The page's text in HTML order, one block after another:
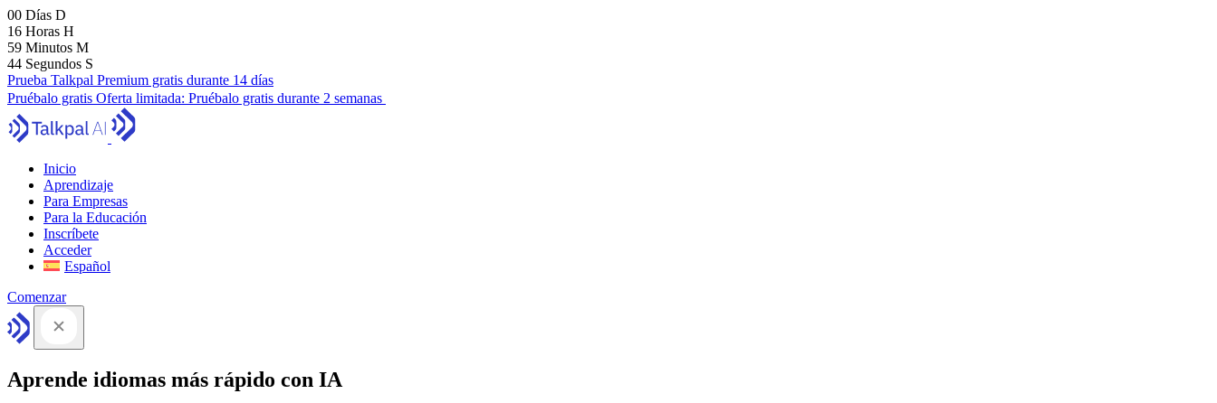
00 Días D
16 Horas H
59 Minutos M
43 Segundos S
Prueba Talkpal Premium gratis durante 14 días
Pruébalo gratis Oferta limitada: Pruébalo gratis durante 2 semanas
Inicio
Aprendizaje
Para Empresas
Para la Educación
Inscríbete
Acceder
Español
Comenzar
Aprende idiomas más rápido con IA